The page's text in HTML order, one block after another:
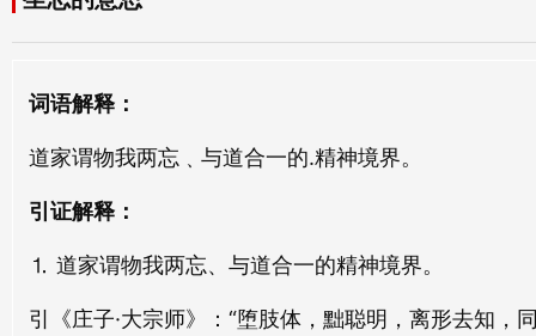
坐牀
zuò chuáng zuò gěi
坐病
坐镇
zuò zhèn
zuò gǔ zuò mǎ
词语解释：
道家谓物我两忘﹑与道合一的.精神境界。
引证解释：
⒈ 道家谓物我两忘、与道合一的精神境界。
引《庄子·大宗师》：“堕肢体，黜聪明，离形去知，